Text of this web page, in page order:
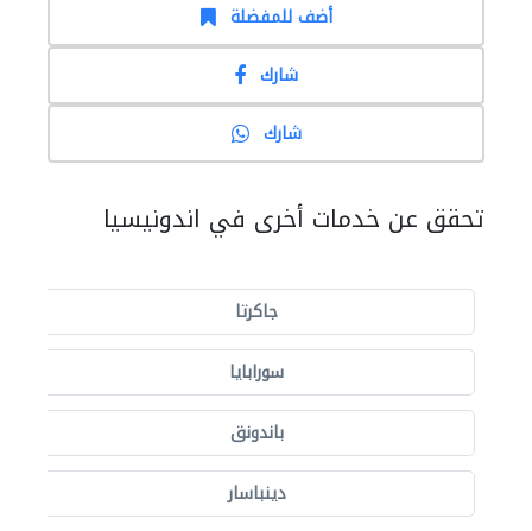
أضف للمفضلة
شارك
شارك
تحقق عن خدمات أخرى في اندونيسيا
جاكرتا
سورابايا
باندونق
دينباسار